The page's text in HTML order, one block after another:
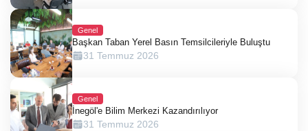
Genel
Başkan Taban Yerel Basın Temsilcileriyle Buluştu
31 Temmuz 2026
Genel
İnegöl'e Bilim Merkezi Kazandırılıyor
31 Temmuz 2026